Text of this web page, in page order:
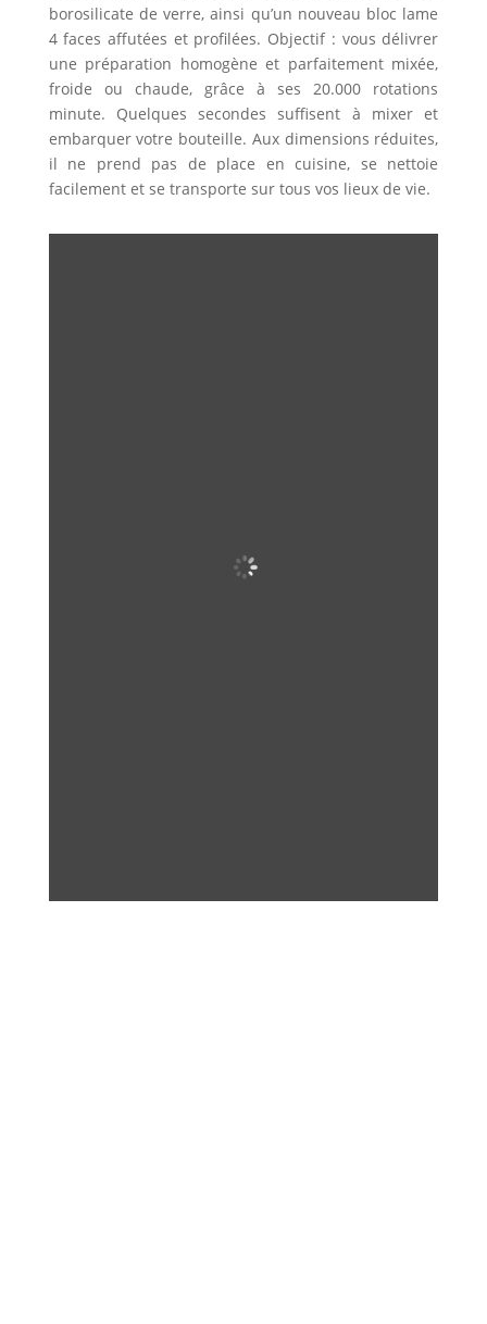
borosilicate de verre, ainsi qu’un nouveau bloc lame
4 faces affutées et profilées. Objectif : vous délivrer
une préparation homogène et parfaitement mixée,
froide ou chaude, grâce à ses 20.000 rotations
minute. Quelques se­condes suffisent à mixer et
embarquer votre bouteille. Aux di­mensions réduites,
il ne prend pas de place en cuisine, se nettoie
facilement et se transporte sur tous vos lieux de vie.